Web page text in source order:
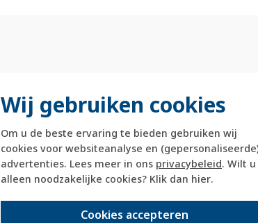
Wij gebruiken cookies
Om u de beste ervaring te bieden gebruiken wij
cookies voor websiteanalyse en
advertenties. Lees meer in ons privacybeleid. Wilt u
alleen noodzakelijke cookies? Klik dan hier.
Cookies accepteren